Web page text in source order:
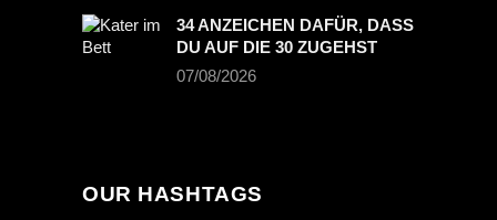
34 ANZEICHEN DAFÜR, DASS
DU AUF DIE 30 ZUGEHST
07/08/2026
OUR HASHTAGS